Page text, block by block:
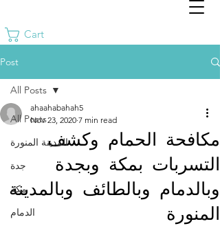
Cart
Post
All Posts
المدينة المنورة
جدة
مكة
الدمام
All Posts
مكافحة الحمام وكشف
التسربات بمكة وبجدة
وبالدمام وبالطائف وبالمدينة
المنورة
ahaahabahah5
Nov 23, 2020 7 min read